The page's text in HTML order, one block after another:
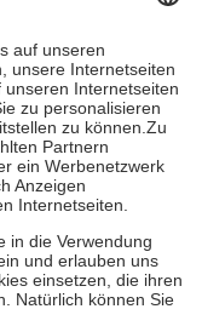
als die tatsächlichen
Apotheken.
beträgt die
Euro je
eigene Gesundheit zu
zu unterstützen,
18. Lebensjahr